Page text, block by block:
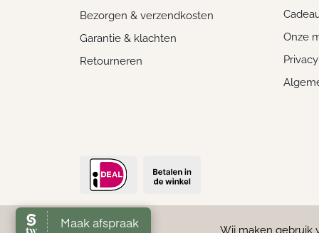
Bezorgen & verzendkosten
Garantie & klachten
Retourneren
Onze
Wij maken gebruik